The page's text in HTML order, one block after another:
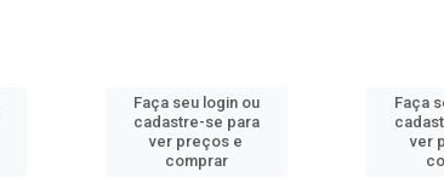
Faça seu login ou
cadastre-se para
ver preços e
comprar
Faça
ver